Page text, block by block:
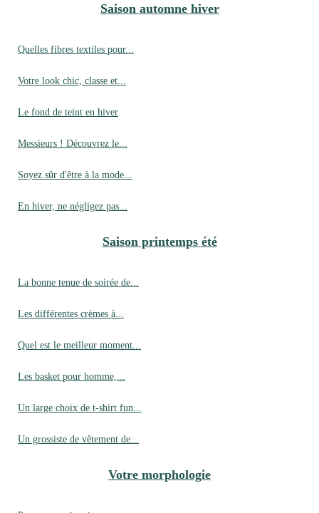
Saison automne hiver
Quelles fibres textiles pour...
Votre look chic, classe et...
Le fond de teint en hiver
Messieurs ! Découvrez le...
Soyez sûr d'être à la mode...
En hiver, ne négligez pas...
Saison printemps été
La bonne tenue de soirée de...
Les différentes crèmes à...
Quel est le meilleur moment...
Les basket pour homme,...
Un large choix de t-shirt fun...
Un grossiste de vêtement de...
Votre morphologie